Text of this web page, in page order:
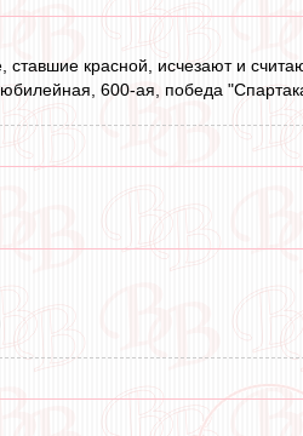
ставшие красной, исчезают и
600-ая, победа